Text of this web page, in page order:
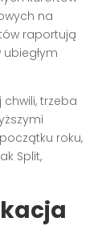
na
raportują
trzeba
roku,
Split,